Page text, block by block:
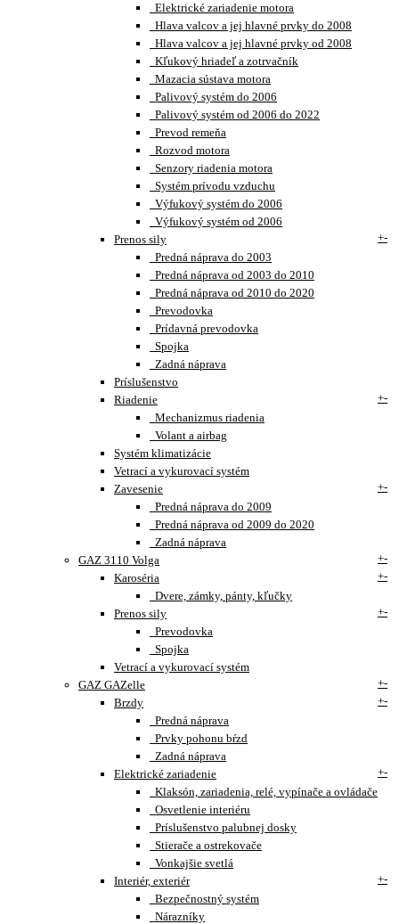
Elektrické zariadenie motora
Hlava valcov a jej hlavné prvky do 2008
Hlava valcov a jej hlavné prvky od 2008
Kľukový hriadeľ a zotrvačník
Mazacia sústava motora
Palivový systém do 2006
Palivový systém od 2006 do 2022
Prevod remeňa
Rozvod motora
Senzory riadenia motora
Systém prívodu vzduchu
Výfukový systém do 2006
Výfukový systém od 2006
Prenos sily
+-
Predná náprava do 2003
Predná náprava od 2003 do 2010
Predná náprava od 2010 do 2020
Prevodovka
Prídavná prevodovka
Spojka
Zadná náprava
Príslušenstvo
Riadenie
+-
Mechanizmus riadenia
Volant a airbag
Systém klimatizácie
Vetrací a vykurovací systém
Zavesenie
+-
Predná náprava do 2009
Predná náprava od 2009 do 2020
Zadná náprava
GAZ 3110 Volga
+-
Karoséria
+-
Dvere, zámky, pánty, kľučky
Prenos sily
+-
Prevodovka
Spojka
Vetrací a vykurovací systém
GAZ GAZelle
+-
Brzdy
+-
Predná náprava
Prvky pohonu bŕzd
Zadná náprava
Elektrické zariadenie
+-
Klaksón, zariadenia, relé, vypínače a ovládače
Osvetlenie interiéru
Príslušenstvo palubnej dosky
Stierače a ostrekovače
Vonkajšie svetlá
Interiér, exteriér
+-
Bezpečnostný systém
Nárazníky